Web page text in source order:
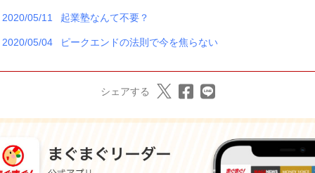
2020/05/11 起業塾なんて不要？
2020/05/04 ピークエンドの法則で今を焦らない
シェアする